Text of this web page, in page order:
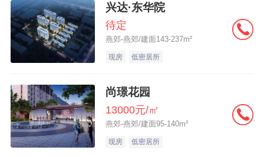
供应链上市公司营业收入TOP100强中，
不到4成供应链企业的营收保持增长，涨幅超
20%的共1家，10%-20%的共8家，10%以下
的共24家，超6成供应链企业营收出现下滑。
其中，电线电缆、消防设施、软体家居、智
慧停车、密封胶行业营收增长稳健；景观设
计、幕墙工程、水泥、建筑陶瓷、装饰设计
等行业营收下滑明显。
兴达·东华院
待定
燕郊-燕郊/建面143-237m²
现房 低密居所
尚璟花园
13000元/㎡
燕郊-燕郊/建面95-140m²
现房 低密居所